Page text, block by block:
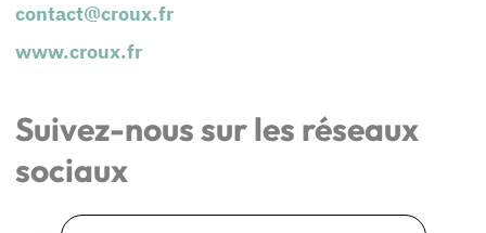
contact@croux.fr
www.croux.fr
Suivez-nous sur les réseaux
sociaux